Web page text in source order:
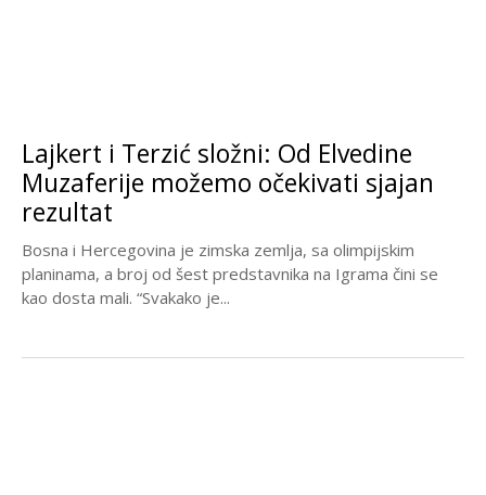
Lajkert i Terzić složni: Od Elvedine
Muzaferije možemo očekivati sjajan
rezultat
Bosna i Hercegovina je zimska zemlja, sa olimpijskim
planinama, a broj od šest predstavnika na Igrama čini se
kao dosta mali. “Svakako je...